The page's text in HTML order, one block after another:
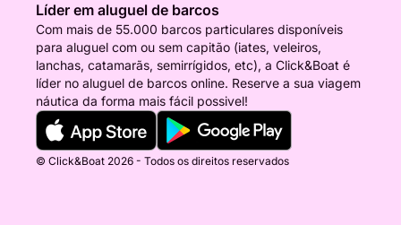
Líder em aluguel de barcos
Com mais de 55.000 barcos particulares disponíveis
para aluguel com ou sem capitão (iates, veleiros,
lanchas, catamarãs, semirrígidos, etc), a Click&Boat é
líder no aluguel de barcos online. Reserve a sua viagem
náutica da forma mais fácil possivel!
© Click&Boat 2026 - Todos os direitos reservados